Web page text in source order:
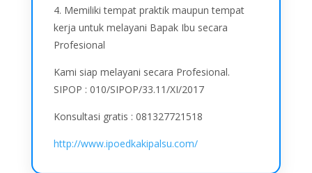
4. Memiliki tempat praktik maupun tempat
kerja untuk melayani Bapak Ibu secara
Profesional
Kami siap melayani secara Profesional.
SIPOP : 010/SIPOP/33.11/XI/2017
Konsultasi gratis : 081327721518
http://www.ipoedkakipalsu.com/